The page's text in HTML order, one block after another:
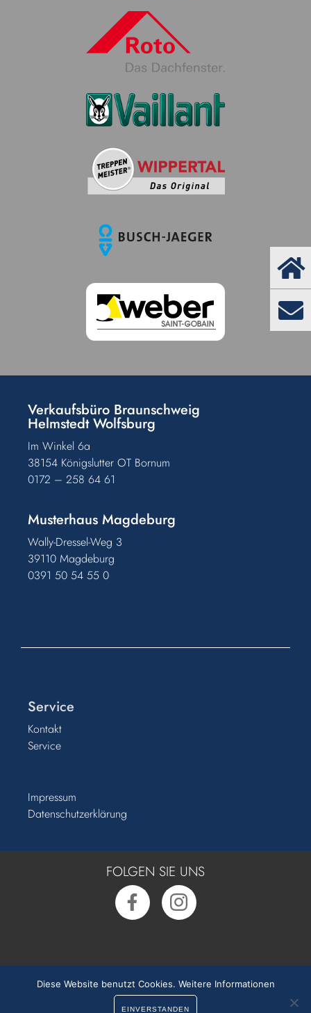
Rufen Sie uns an:0391 50 54 55 0
Verkaufsbüro Braunschweig
Helmstedt Wolfsburg
Im Winkel 6a
38154 Königslutter OT Bornum
0172 – 258 64 61
Musterhaus Magdeburg
Wally-Dressel-Weg 3
39110 Magdeburg
0391 50 54 55 0
Service
Kontakt
Service
Impressum
Datenschutzerklärung
FOLGEN SIE UNS
Diese Website benutzt Cookies. Weitere Informationen
EINVERSTANDEN